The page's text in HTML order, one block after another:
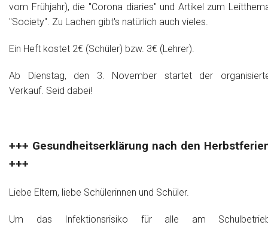
vom Frühjahr), die "Corona diaries" und Artikel zum
"Society". Zu Lachen gibt's natürlich auch vieles.
Ein Heft kostet 2€ (Schüler) bzw. 3€ (Lehrer).
Ab Dienstag, den 3. November startet der
Verkauf. Seid dabei!
+++ Gesundheitserklärung nach den
+++
Liebe Eltern, liebe Schülerinnen und Schüler.
Um das Infektionsrisiko für alle am